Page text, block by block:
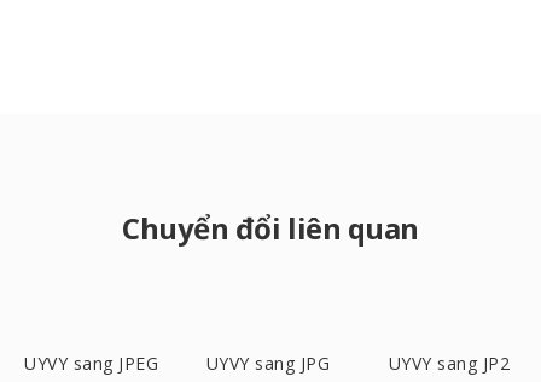
Chuyển đổi liên quan
UYVY sang JPEG UYVY sang JPG UYVY sang JP2